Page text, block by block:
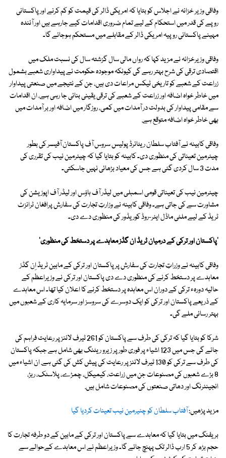
وفاقی وزیر خزانہ نے اجلاس کو بتایا کہ امریکی ڈالر کی قیمت کو کم کرنے اور پاکستانی
روپے کی قدر میں استحکام کے لیے تمام ضروری اقدامات کیے جارہے ہیں اور آئندہ
مہینے پاکستانی روپیہ امریکی ڈالر کے مقابلے میں مستحکم ہوجائے گا۔
وفاقی وزیرخزانہ نے مزید کہا کہ رواں مالی سال گزشتہ سال کی نسبت ملک میں
اقتصادی ترقی کی شرح بہتر رہے گی کیونکہ موجودہ حکومت نے پیداواری شعبے بشمول
زراعت کے شعبے کو تاریخی ٹیکس مراعات دی ہیں، جن کے نتیجے میں صنعتی پیداوار
میں خاطر خواہ اضافہ اور زراعت کے شعبے کی ترقی یقینی بنائی جا رہی ہے، ان اقدامات
سے مقامی پیداوار کی بدولت در آمدات میں کمی، روزگار میں اضافہ اور بر آمدات میں
بھی خاطر خواہ اضافہ متوقع ہے.
وفاقی کابینہ نے آفتاب سلطان ریٹائرڈ پولیس سروس آف پاکستان آفیسر کی بطور
چیئرمین تعیناتی کی منظوری دی۔ کابینہ کو بتایا گیا کہ چیئرمین نیب کی تقرری کی
مدت 3 سال کردی گئی ہے جس کی معیاد بڑھائی نہیں جاسکتی۔
چیئرمین نیب کی تعیناتی قومی اسمبلی میں لیڈر آف ہاؤس اور لیڈر آف اپوزیشن کی
مشاورت سے کی جاتی ہے۔ وفاقی کابینہ نے وزارتِ تجارت کی سفارش پرافغان ٹرانزٹ
ٹریڈ کے لیے ملٹی ماڈل ایئر-روڈ کوریڈور کی منظوری دے دی۔
'پاکستان اور ترکی کے درمیان ٹریڈ ان گڈز معاہدے پر دستخط کی منظوری'
وفاقی کابینہ نے وزراتِ تجارت کی سفارش پر پاکستان اور ترکی کے مابین ٹریڈ اِن گڈز
معاہدے پر دستخط کرنے کی منظوری دے دی پاکستان اور ترکی نے وزیراعظم کے
حالیہ دورہء ترکی کے دوران اس معاہدہ پر دستخط کرنے کا اعلان کیا تھا۔ اس معاہدے
کے ذریعے پاکستان اور ترکی کو ایک دوسرے کی سروسز اور سرمایہ کاری کے شعبوں میں
بہتر رسائی ملے گی۔
شرکا کو بتایا گیا کہ ترکی کی طرف سے پاکستان کو 261 ٹیرف لائنز پر رعایت فراہم کی
جائے گی جس میں 123 اشیاء پر فوری طور پر زیرو ریٹنگ بھی شامل ہے جبکہ پاکستان
کی طرف سے ترکی کو 130 ٹیرف لائنز پر رعایت کی پیش کش کی گئی ہے. ان اشیاء میں
8 بڑے شعبوں کی مصنوعات جن میں زراعت، کیمیکل، چمڑے، پلاسٹک، ربڑ،
انجینئرنگ اور دھاتی صنعتوں کی مصنوعات شامل ہیں.
مزید پڑھیں:آفتاب سلطان کو چئیرمین نیب تعینات کردیا گیا
بریفنگ میں بتایا گیا کہ معاہدے سے پاکستان اور ترکی کے مابین کے دو طرفہ تجارت کا
حجم بڑھ کر 5 ارب ڈالر تک پہنچ جائے گا۔ وزیراعظم نے اس معاہدے کےحوالے سے